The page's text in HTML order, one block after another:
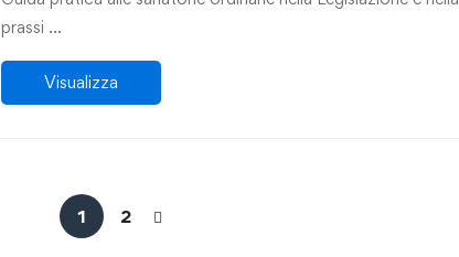
prassi …
Visualizza
1 2